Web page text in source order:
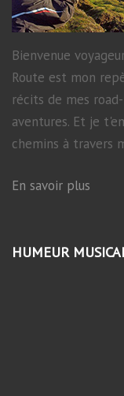
Bienvenue
Route est mon
récits de mes
aventures. Et je
chemins à travers
En savoir plus
HUMEUR